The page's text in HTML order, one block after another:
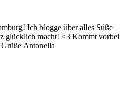
Ich blogge über alles Süße
glücklich macht! <3 Kommt vorbei
Antonella